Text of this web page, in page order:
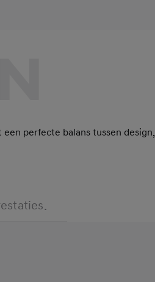
perfecte balans tussen design,